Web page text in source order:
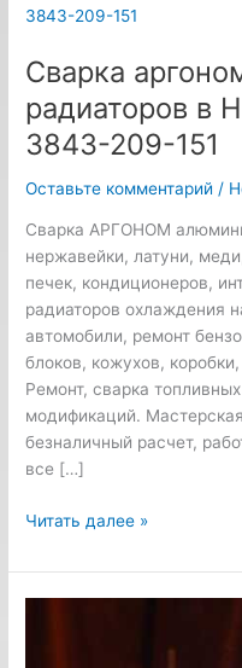
Сварка
радиаторов в
3843-209-151
Оставьте комментарий /
Сварка АРГОНОМ
нержавейки, латуни,
печек, кондиционеров,
радиаторов охлаждения
автомобили, ремонт
блоков, кожухов,
Ремонт, сварка
модификаций.
безналичный расчет,
все […]
аргоном,
радиаторов
Новокузнецке
8-
209-
151
Читать далее »